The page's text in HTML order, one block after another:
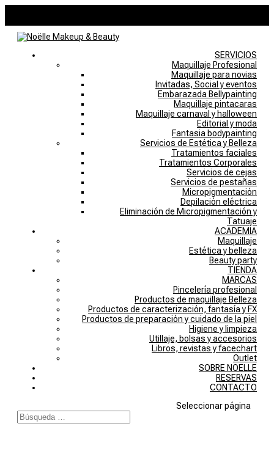
SERVICIOS
Maquillaje Profesional
Maquillaje para novias
Invitadas, Social y eventos
Embarazada Bellypainting
Maquillaje pintacaras
Maquillaje carnaval y halloween
Editorial y moda
Fantasia bodypainting
Servicios de Estética y Belleza
Tratamientos faciales
Tratamientos Corporales
Servicios de cejas
Servicios de pestañas
Micropigmentación
Depilación eléctrica
Eliminación de Micropigmentación y
Tatuaje
ACADEMIA
Maquillaje
Estética y belleza
Beauty party
TIENDA
MARCAS
Pincelería profesional
Productos de maquillaje Belleza
Productos de caracterización, fantasía y FX
Productos de preparación y cuidado de la piel
Higiene y limpieza
Utillaje, bolsas y accesorios
Libros, revistas y facechart
Outlet
SOBRE NOELLE
RESERVAS
CONTACTO
Seleccionar página